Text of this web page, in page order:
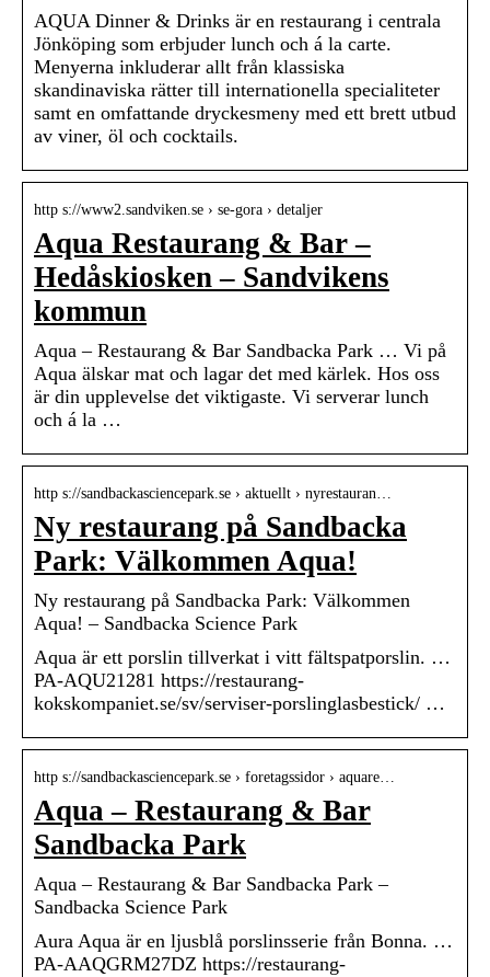
AQUA Dinner & Drinks är en restaurang i centrala
Jönköping som erbjuder lunch och á la carte.
Menyerna inkluderar allt från klassiska
skandinaviska rätter till internationella specialiteter
samt en omfattande dryckesmeny med ett brett utbud
av viner, öl och cocktails.
http s://www2.sandviken.se › se-gora › detaljer
Aqua Restaurang & Bar –
Hedåskiosken – Sandvikens
kommun
Aqua – Restaurang & Bar Sandbacka Park … Vi på
Aqua älskar mat och lagar det med kärlek. Hos oss
är din upplevelse det viktigaste. Vi serverar lunch
och á la …
http s://sandbackasciencepark.se › aktuellt › nyrestauran…
Ny restaurang på Sandbacka
Park: Välkommen Aqua!
Ny restaurang på Sandbacka Park: Välkommen
Aqua! – Sandbacka Science Park
Aqua är ett porslin tillverkat i vitt fältspatporslin. …
PA-AQU21281 https://restaurang-
kokskompaniet.se/sv/serviser-porslinglasbestick/ …
http s://sandbackasciencepark.se › foretagssidor › aquare…
Aqua – Restaurang & Bar
Sandbacka Park
Aqua – Restaurang & Bar Sandbacka Park –
Sandbacka Science Park
Aura Aqua är en ljusblå porslinsserie från Bonna. …
PA-AAQGRM27DZ https://restaurang-